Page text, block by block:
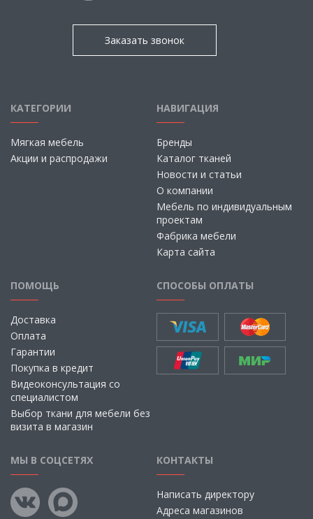
Заказать звонок
КАТЕГОРИИ
Мягкая мебель
Акции и распродажи
НАВИГАЦИЯ
Бренды
Каталог тканей
Новости и статьи
О компании
Мебель по индивидуальным
проектам
Фабрика мебели
Карта сайта
ПОМОЩЬ
Доставка
Оплата
Гарантии
Покупка в кредит
Видеоконсультация со
специалистом
Выбор ткани для мебели без
визита в магазин
СПОСОБЫ ОПЛАТЫ
МЫ В СОЦСЕТЯХ КОНТАКТЫ
Написать директору
Адреса магазинов